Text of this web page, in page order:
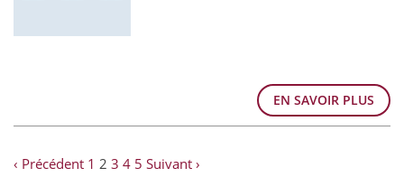
EN SAVOIR PLUS
‹ Précédent 1 2 3 4 5 Suivant ›